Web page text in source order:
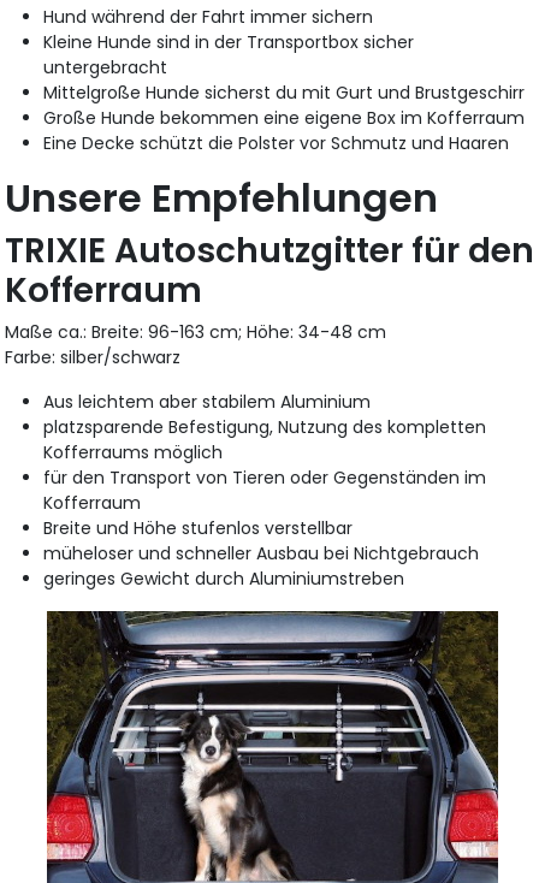
Hund während der Fahrt immer sichern
Kleine Hunde sind in der Transportbox sicher
untergebracht
Mittelgroße Hunde sicherst du mit Gurt und Brustgeschirr
Große Hunde bekommen eine eigene Box im Kofferraum
Eine Decke schützt die Polster vor Schmutz und Haaren
Unsere Empfehlungen
TRIXIE Autoschutzgitter für den
Kofferraum
Maße ca.: Breite: 96-163 cm; Höhe: 34-48 cm
Farbe: silber/schwarz
Aus leichtem aber stabilem Aluminium
platzsparende Befestigung, Nutzung des kompletten
Kofferraums möglich
für den Transport von Tieren oder Gegenständen im
Kofferraum
Breite und Höhe stufenlos verstellbar
müheloser und schneller Ausbau bei Nichtgebrauch
geringes Gewicht durch Aluminiumstreben